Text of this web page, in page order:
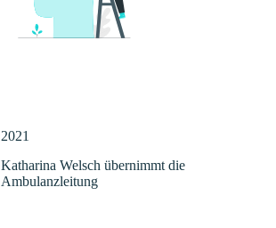
2021
Katharina Welsch übernimmt die
Ambulanzleitung